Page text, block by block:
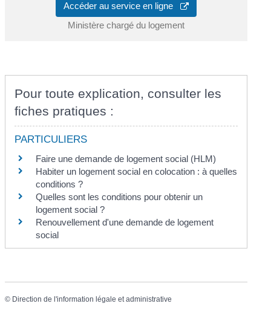
Accéder au service en ligne
Ministère chargé du logement
Pour toute explication, consulter les
fiches pratiques :
PARTICULIERS
Faire une demande de logement social (HLM)
Habiter un logement social en colocation : à quelles
conditions ?
Quelles sont les conditions pour obtenir un
logement social ?
Renouvellement d'une demande de logement
social
© Direction de l'information légale et administrative